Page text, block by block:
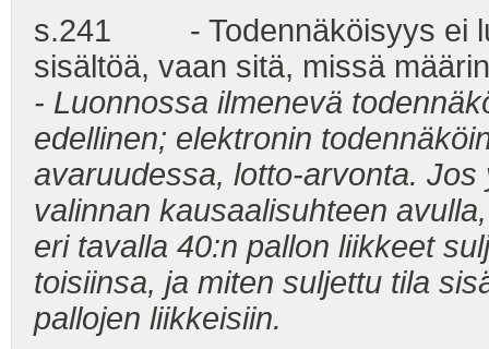
s.241 - Todennäköisyys ei
sisältöä, vaan sitä, missä
- Luonnossa ilmenevä
edellinen; elektronin
avaruudessa, lotto-arvonta.
valinnan kausaalisuhteen
eri tavalla 40:n pallon liikkeet
toisiinsa, ja miten suljettu tila
pallojen liikkeisiin.